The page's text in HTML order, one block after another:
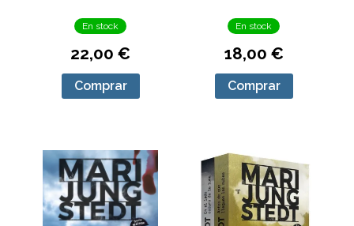
En stock
22,00 €
Comprar
En stock
18,00 €
Comprar